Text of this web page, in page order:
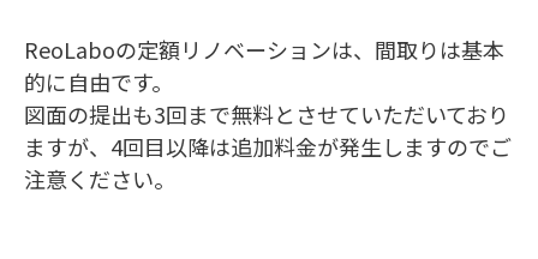
ReoLaboの定額リノベーションは、間取りは基本
的に自由です。
図面の提出も3回まで無料とさせていただいており
ますが、4回目以降は追加料金が発生しますのでご
注意ください。